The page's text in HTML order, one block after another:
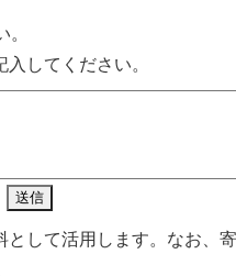
してください。
して活用します。なお、